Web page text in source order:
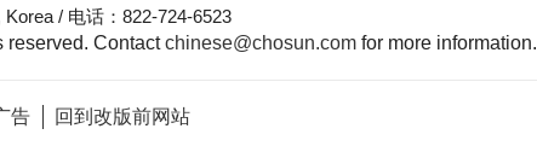
/ 电话：822-724-6523
reserved. Contactchinese@chosun.comfor more information.
告 回到改版前网站